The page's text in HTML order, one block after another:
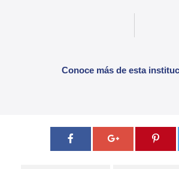
Conoce más de esta